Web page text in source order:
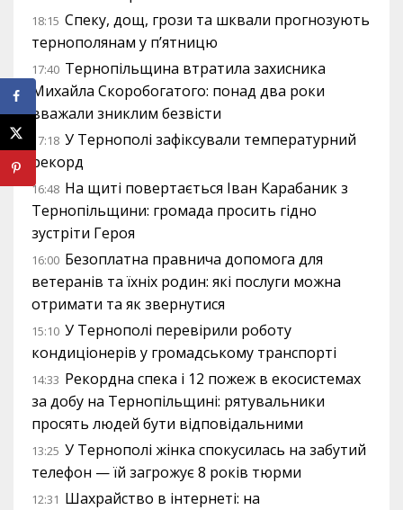
18:15 Спеку, дощ, грози та шквали прогнозують
тернополянам у п’ятницю
17:40 Тернопільщина втратила захисника
Михайла Скоробогатого: понад два роки
вважали зниклим безвісти
17:18 У Тернополі зафіксували температурний
рекорд
16:48 На щиті повертається Іван Карабаник з
Тернопільщини: громада просить гідно
зустріти Героя
16:00 Безоплатна правнича допомога для
ветеранів та їхніх родин: які послуги можна
отримати та як звернутися
15:10 У Тернополі перевірили роботу
кондиціонерів у громадському транспорті
14:33 Рекордна спека і 12 пожеж в екосистемах
за добу на Тернопільщині: рятувальники
просять людей бути відповідальними
13:25 У Тернополі жінка спокусилась на забутий
телефон — їй загрожує 8 років тюрми
12:31 Шахрайство в інтернеті: на